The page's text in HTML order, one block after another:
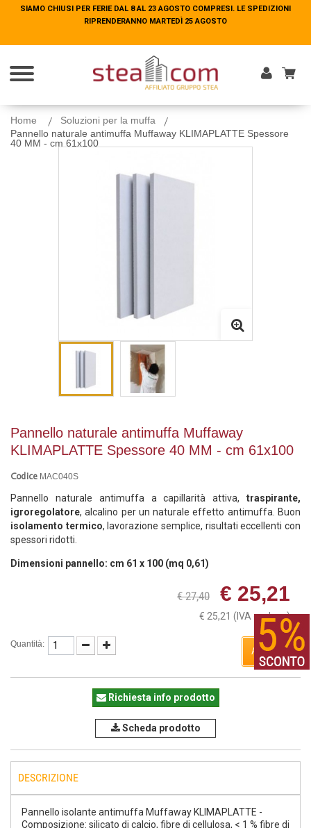
SIAMO CHIUSI PER FERIE DAL 8 AL 23 AGOSTO COMPRESI. LE SPEDIZIONI
RIPRENDERANNO MARTEDÌ 25 AGOSTO
Home
Soluzioni per la muffa
Pannello naturale antimuffa Muffaway KLIMAPLATTE Spessore
40 MM - cm 61x100
Pannello naturale antimuffa Muffaway
KLIMAPLATTE Spessore 40 MM - cm 61x100
Codice MAC040S
Pannello naturale antimuffa a capillarità attiva, traspirante,
igroregolatore, alcalino per un naturale effetto antimuffa. Buon
isolamento termico, lavorazione semplice, risultati eccellenti con
spessori ridotti.
Dimensioni pannello: cm 61 x 100 (mq 0,61)
€ 25,21
€ 27,40
€ 25,21 (IVA esclusa)
Quantità:
ACQUISTA
Richiesta info prodotto
Scheda prodotto
DESCRIZIONE
Pannello isolante antimuffa Muffaway KLIMAPLATTE -
Composizione: silicato di calcio, fibre di cellulosa, < 1 % fibre di
SIAMO CHIUSI PER FERIE DAL 8 AL 23 AGOSTO COMPRESI. LE SPEDIZIONI
RIPRENDERANNO MARTEDÌ 25 AGOSTO